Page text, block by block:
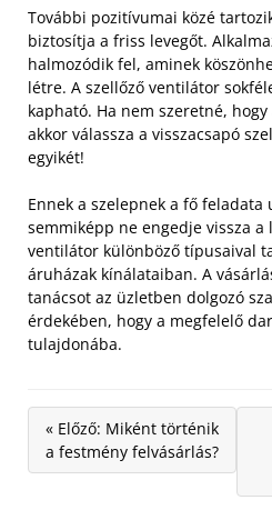
További pozitívumai közé
biztosítja a friss levegőt.
halmozódik fel, aminek
létre. A szellőző ventilátor
kapható. Ha nem szeretné,
akkor válassza a visszacsapó
egyikét!
Ennek a szelepnek a fő feladata
semmiképp ne engedje vissza a
ventilátor különböző típusaival
áruházak kínálataiban. A
tanácsot az üzletben dolgozó
érdekében, hogy a megfelelő
tulajdonába.
« Előző: Miként történik
a festmény felvásárlás?